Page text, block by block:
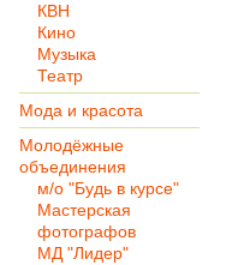
КВН
Кино
Музыка
Театр
Мода и красота
Молодёжные
объединения
м/о "Будь в курсе"
Мастерская
фотографов
МД "Лидер"